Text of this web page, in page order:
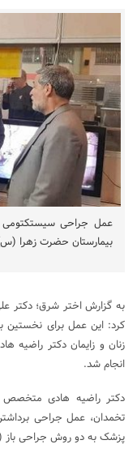
عمل جراحی سیستکتومی
بیمارستان حضرت زهرا
به گزارش اختر شرق؛ دکتر
کرد: این عمل برای
انجام شد.
دکتر راضیه هادی متخصص
تخمدان، عمل جراحی
پزشک به دو روش جراحی باز